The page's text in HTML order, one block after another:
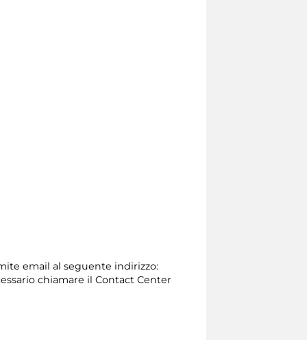
email al seguente indirizzo:
chiamare il Contact Center